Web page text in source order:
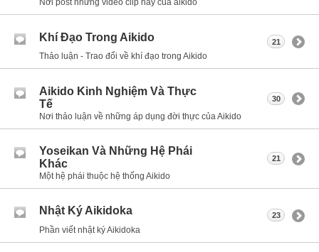
Nơi post những video clip hay của aikido
Khí Đạo Trong Aikido
Thảo luận - Trao đổi về khí đạo trong Aikido
21
Aikido Kinh Nghiệm Và Thực
Tế
Nơi thảo luận về những áp dụng đời thực của Aikido
30
Yoseikan Và Những Hệ Phái
Khác
Một hệ phái thuộc hệ thống Aikido
21
Nhật Ký Aikidoka
Phần viết nhật ký Aikidoka
23